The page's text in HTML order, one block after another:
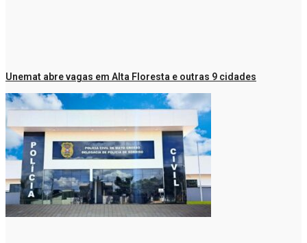
Unemat abre vagas em Alta Floresta e outras 9 cidades